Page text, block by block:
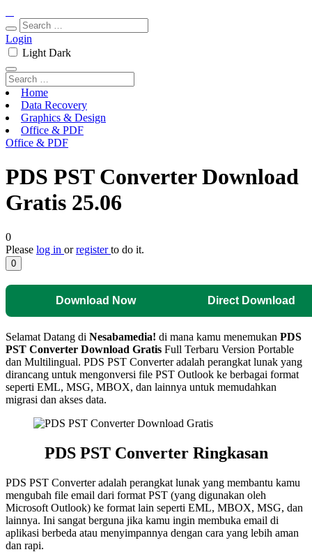
Login
Light Dark
Home
Data Recovery
Graphics & Design
Office & PDF
Office & PDF
PDS PST Converter Download
Gratis 25.06
0
Please log in orregisterto do it.
0
Download Now Direct Download
Selamat Datang di Nesabamedia! di mana kamu menemukan PDS
PST Converter Download Gratis Full Terbaru Version Portable
dan Multilingual. PDS PST Converter adalah perangkat lunak yang
dirancang untuk mengonversi file PST Outlook ke berbagai format
seperti EML, MSG, MBOX, dan lainnya untuk memudahkan
migrasi dan akses data.
PDS PST Converter Ringkasan
PDS PST Converter adalah perangkat lunak yang membantu kamu
mengubah file email dari format PST (yang digunakan oleh
Microsoft Outlook) ke format lain seperti EML, MBOX, MSG, dan
lainnya. Ini sangat berguna jika kamu ingin membuka email di
aplikasi berbeda atau menyimpannya dengan cara yang lebih aman
dan rapi.